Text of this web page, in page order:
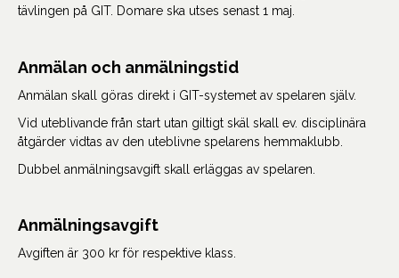
tävlingen på GIT. Domare ska utses senast 1 maj.
Anmälan och anmälningstid
Anmälan skall göras direkt i GIT-systemet av spelaren själv.
Vid uteblivande från start utan giltigt skäl skall ev. disciplinära
åtgärder vidtas av den uteblivne spelarens hemmaklubb.
Dubbel anmälningsavgift skall erläggas av spelaren.
Anmälningsavgift
Avgiften är 300 kr för respektive klass.